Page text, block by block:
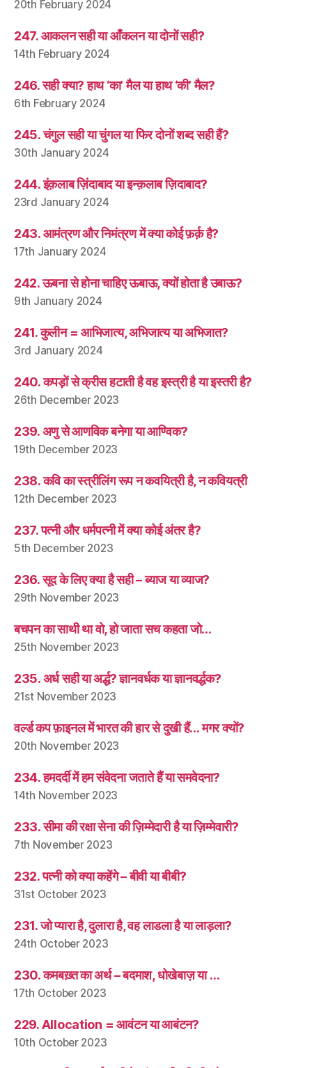
20th February 2024
247. आकलन सही या आँकलन या दोनों सही?
14th February 2024
246. सही क्या? हाथ ‘का’ मैल या हाथ ‘की’ मैल?
6th February 2024
245. चंगुल सही या चुंगल या फिर दोनों शब्द सही हैं?
30th January 2024
244. इंक़लाब ज़िंदाबाद या इन्क़लाब ज़िदाबाद?
23rd January 2024
243. आमंत्रण और निमंत्रण में क्या कोई फ़र्क़ है?
17th January 2024
242. ऊबना से होना चाहिए ऊबाऊ, क्यों होता है उबाऊ?
9th January 2024
241. कुलीन = आभिजात्य, अभिजात्य या अभिजात?
3rd January 2024
240. कपड़ों से क्रीस हटाती है वह इस्त्री है या इस्तरी है?
26th December 2023
239. अणु से आणविक बनेगा या आण्विक?
19th December 2023
238. कवि का स्त्रीलिंग रूप न कवयित्री है, न कवियत्री
12th December 2023
237. पत्नी और धर्मपत्नी में क्या कोई अंतर है?
5th December 2023
236. सूद के लिए क्या है सही – ब्याज या व्याज?
29th November 2023
बचपन का साथी था वो, हो जाता सच कहता जो…
25th November 2023
235. अर्ध सही या अर्द्ध? ज्ञानवर्धक या ज्ञानवर्द्धक?
21st November 2023
वर्ल्ड कप फ़ाइनल में भारत की हार से दुखी हैं… मगर क्यों?
20th November 2023
234. हमदर्दी में हम संवेदना जताते हैं या समवेदना?
14th November 2023
233. सीमा की रक्षा सेना की ज़िम्मेदारी है या ज़िम्मेवारी?
7th November 2023
232. पत्नी को क्या कहेंगे – बीवी या बीबी?
31st October 2023
231. जो प्यारा है, दुलारा है, वह लाडला है या लाड़ला?
24th October 2023
230. कमबख़्त का अर्थ – बदमाश, धोखेबाज़ या …
17th October 2023
229. Allocation = आवंटन या आबंटन?
10th October 2023